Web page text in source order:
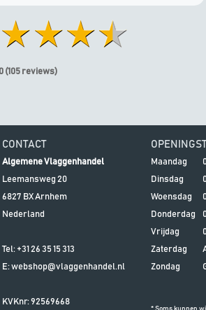
(105 reviews)
CONTACT
Algemene Vlaggenhandel
Leemansweg 20
6827 BXArnhem
Nederland
Tel: +31 26 35 15 313
E:webshop@vlaggenhandel.nl
KVKnr: 92569668
Maandag
Dinsdag
Woensdag
Donderdag
Vrijdag
Zaterdag
Zondag
* Soms kunnen